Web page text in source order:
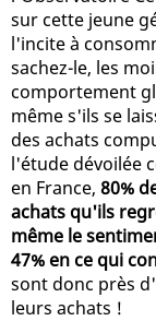
sur cette jeune
l'incite à
sachez-le, les
comportement
même s'ils se
des achats
l'étude dévoilée
en France, 80%
achats qu'ils
même le
47% en ce qui
sont donc près
leurs achats !